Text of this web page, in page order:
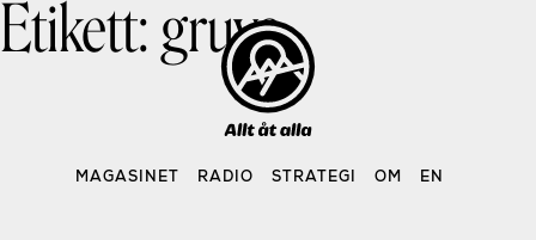
Skip
MAGASINET RADIO STRATEGI OM EN
Etikett: gruva